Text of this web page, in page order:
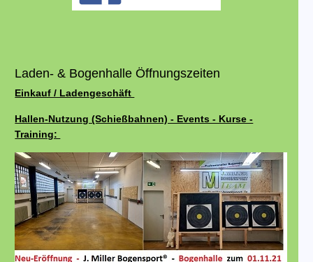
Laden- & Bogenhalle Öffnungszeiten
Einkauf / Ladengeschäft
Hallen-Nutzung (Schießbahnen) - Events - Kurse -
Training: